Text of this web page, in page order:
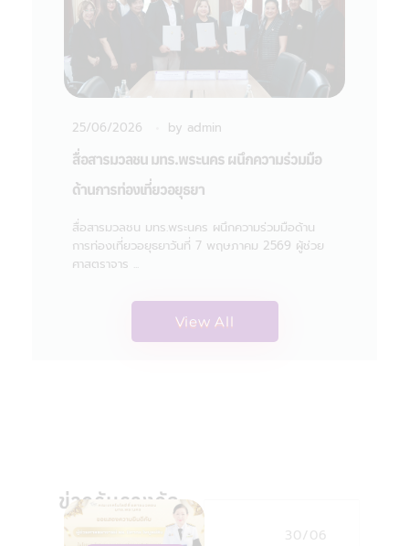
25/06/2026 by admin
สื่อสารมวลชน มทร.พระนคร ผนึกความร่วมมือ
ด้านการท่องเที่ยวอยุธยา
สื่อสารมวลชน มทร.พระนคร ผนึกความร่วมมือด้าน
การท่องเที่ยวอยุธยาวันที่ 7 พฤษภาคม 2569 ผู้ช่วย
ศาสตราจาร ...
View All
ข่าวรับรางวัล
30/06